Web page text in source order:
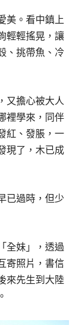
美。看中鎮上
輕輕搖晃，讓
、挑帶魚、冷
又擔心被大人
裡學來，同伴
紅、發脹，一
現了，木已成
已過時，但少
全妹」，透過
寄照片，書信
來先生到大陸